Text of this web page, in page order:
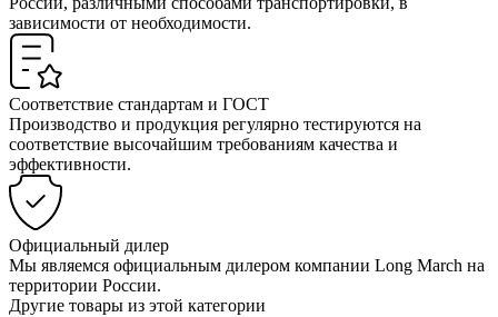
зависимости от необходимости.
Соответствие стандартам и ГОСТ
Производство и продукция регулярно тестируются на
соответствие высочайшим требованиям качества и
эффективности.
Официальный дилер
Мы являемся официальным дилером компании Long March на
территории России.
Другие товары из этой категории